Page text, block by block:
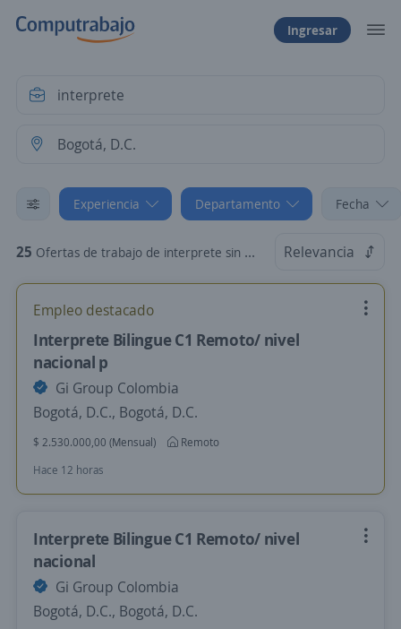
Ingresar
Experiencia Departamento Fecha
25 Ofertas de trabajo de interprete sin experiencia en Bogotá, D.C. Relevancia
Empleo destacado
Interprete Bilingue C1 Remoto/ nivel
nacional p
Gi Group Colombia
Bogotá, D.C., Bogotá, D.C.
$ 2.530.000,00 (Mensual)
Remoto
Hace 12 horas
Interprete Bilingue C1 Remoto/ nivel
nacional
Gi Group Colombia
Bogotá, D.C., Bogotá, D.C.